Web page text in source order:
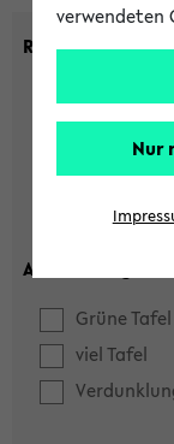
Raumkriterien:
max. Plätze:
Ausstattung:
Grüne Tafel
viel Tafel
verwendeten
Nur